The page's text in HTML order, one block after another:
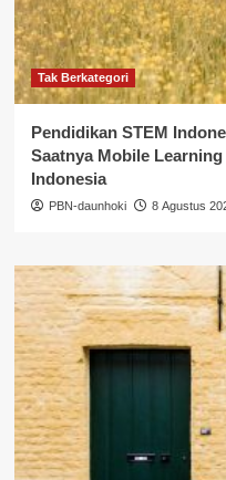
Tak Berkategori
Pendidikan STEM
Saatnya Mobile
Indonesia
PBN-daunhoki 8 Agustus